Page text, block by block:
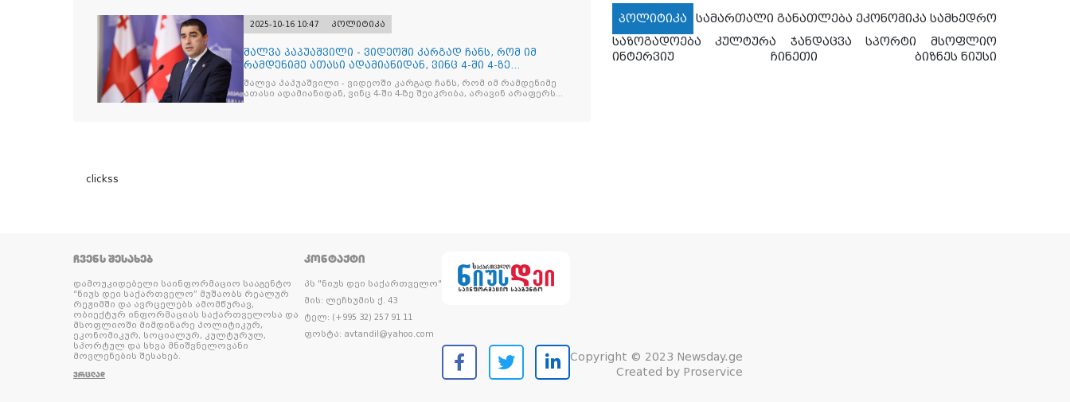
2025-10-16 10:47 პოლიტიკა
შალვა პაპუაშვილი - ვიდეოში კარგად ჩანს, რომ იმ
რამდენიმე ათასი ადამიანიდან, ვინც 4-ში 4-ზე
შეიკრიბა,
შალვა პაპუაშვილი - ვიდეოში კარგად ჩანს, რომ იმ რამდენიმე
ათასი ადამიანიდან, ვინც 4-ში 4-ზე შეიკრიბა, არავინ არაფერს
clickss
პოლიტიკა სამართალი განათლება ეკონომიკა სამხედრო
საზოგადოება
კულტურა ჯანდაცვა სპორტი
მსოფლიო
ინტერვიუ
ჩინეთი ბიზნეს ნიუსი
ᲩᲕᲔᲜᲡ ᲨᲔᲡᲐᲮᲔᲑ
დამოუკიდებელი საინფორმაციო სააგენტო
“ნიუს დეი საქართველო” მუშაობს რეალურ
რეჟიმში და ავრცელებს ამომწურავ,
ობიექტურ ინფორმაციას საქართველოსა და
მსოფლიოში მიმდინარე პოლიტიკურ,
ეკონომიკურ, სოციალურ, კულტურულ,
სპორტულ და სხვა მნიშვნელოვანი
მოვლენების შესახებ.
ᲕᲠᲪᲚᲐᲓ
ᲙᲝᲜᲢᲐᲥᲢᲘ
პს "ნიუს დეი საქართველო"
მის: ლეჩხუმის ქ. 43
ტელ: (+995 32) 257 91 11
ფოსტა: avtandil@yahoo.com
Copyright © 2023 Newsday.ge
Created by Proservice